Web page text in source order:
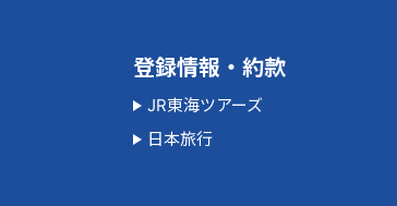
登録情報・約款
JR東海ツアーズ
日本旅行